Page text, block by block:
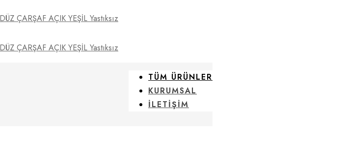
TÜM ÜRÜNLER
KURUMSAL
İLETİŞİM